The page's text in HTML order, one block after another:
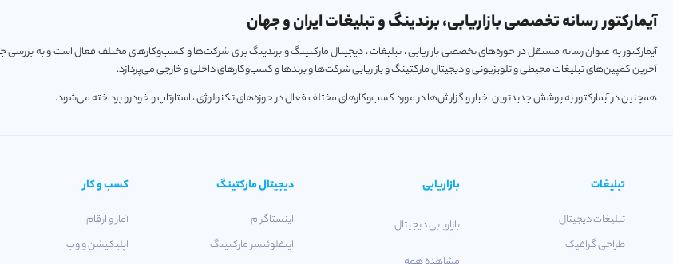
آیمارکتور رسانه تخصصی بازاریابی، برندینگ و تبلیغات ایران و جهان
آیمارکتور به عنوان رسانه مستقل در حوزه‌های تخصصی بازاریابی ، تبلیغات ، دیجیتال مارکتینگ و برندینگ برای شرکت‌ها و کسب‌و‌کارهای مختلف فعال است و به بررسی
آخرین کمپین‌های تبلیغات محیطی و تلویزیونی و دیجیتال مارکتینگ و بازاریابی شرکت‌ها و برندها و کسب‌و‌کارهای داخلی و خارجی می‌پردازد.
همچنین در آیمارکتور به پوشش جدیدترین اخبار و گزارش‌ها در مورد کسب‌و‎کارهای مختلف فعال در حوزه‌های تکنولوژی ، استارتاپ و خودرو پرداخته می‌شود.
تبلیغات
تبلیغات دیجیتال
طراحی گرافیک
بازاریابی
بازاریابی دیجیتال
دیجیتال مارکتینگ
اینستاگرام
اینفلوئنسر مارکتینگ
کسب و کار
آمار و ارقام
اپلیکیشن و وب